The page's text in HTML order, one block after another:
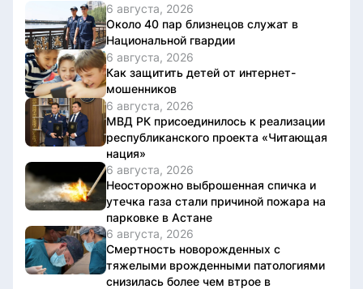
6 августа, 2026
Около 40 пар близнецов служат в
Национальной гвардии
6 августа, 2026
Как защитить детей от интернет-
мошенников
6 августа, 2026
МВД РК присоединилось к реализации
республиканского проекта «Читающая
нация»
6 августа, 2026
Неосторожно выброшенная спичка и
утечка газа стали причиной пожара на
парковке в Астане
6 августа, 2026
Смертность новорожденных с
тяжелыми врожденными патологиями
снизилась более чем втрое в